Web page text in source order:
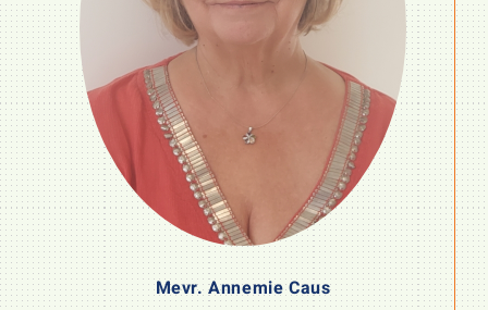
Mevr. Annemie Caus